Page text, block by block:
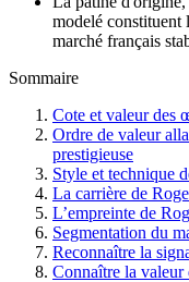
modelé constituent
marché français
Sommaire
Cote et valeur des
Ordre de valeur
prestigieuse
Style et technique
La carrière de
L’empreinte de
Segmentation du
Reconnaître la
Connaître la valeur